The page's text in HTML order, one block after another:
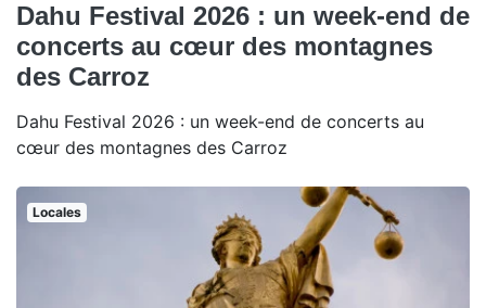
Dahu Festival 2026 : un week-end de
concerts au cœur des montagnes
des Carroz
Dahu Festival 2026 : un week-end de concerts au
cœur des montagnes des Carroz
Locales